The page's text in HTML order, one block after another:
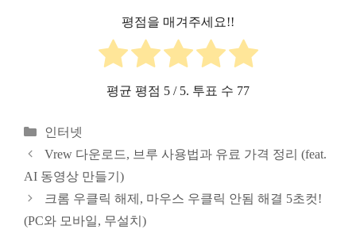
평점을 매겨주세요!!
평균 평점 5 / 5. 투표 수 77
카
테
리
인터넷
Vrew 다운로드, 브루 사용법과 유료 가격 정리 (feat.
AI 동영상 만들기)
크롬 우클릭 해제, 마우스 우클릭 안됨 해결 5초컷!
(PC와 모바일, 무설치)